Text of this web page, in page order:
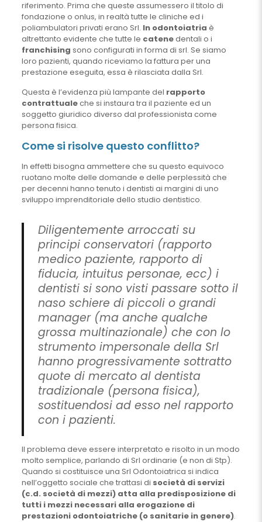
riferimento. Prima che queste assumessero il titolo di
fondazione o onlus, in realtà tutte le cliniche ed i
poliambulatori privati erano Srl. In odontoiatria è
altrettanto evidente che tutte le catenedentali o i
franchising sono configurati in forma di srl. Se siamo
loro pazienti, quando riceviamo la fattura per una
prestazione eseguita, essa è rilasciata dalla Srl.
Questa è l’evidenza più lampante del rapporto
contrattualeche si instaura tra il paziente ed un
soggetto giuridico diverso dal professionista come
persona fisica.
Come si risolve questo conflitto?
In effetti bisogna ammettere che su questo equivoco
ruotano molte delle domande e delle perplessità che
per decenni hanno tenuto i dentisti ai margini di uno
sviluppo imprenditoriale dello studio dentistico.
Diligentemente arroccati su
principi conservatori (rapporto
medico paziente, rapporto di
fiducia, intuitus personae, ecc) i
dentisti si sono visti passare sotto il
naso schiere di piccoli o grandi
manager (ma anche qualche
grossa multinazionale) che con lo
strumento impersonale della Srl
hanno progressivamente sottratto
quote di mercato al dentista
tradizionale (persona fisica),
sostituendosi ad esso nel rapporto
con i pazienti.
Il problema deve essere interpretato e risolto in un modo
molto semplice, parlando di Srl ordinarie (e non di Stp).
Quando si costituisce una Srl Odontoiatrica si indica
nell’oggetto sociale che trattasi di società di servizi
(c.d. società di mezzi) atta alla predisposizione di
tutti i mezzi necessari alla erogazione di
prestazioni odontoiatriche (o sanitarie in genere).